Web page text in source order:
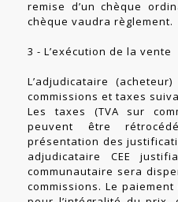
remise d’un chèque
chèque vaudra règlement.
3 - L’exécution de la vente
L’adjudicataire
commissions et taxes
Les taxes (TVA sur
peuvent être
présentation des
adjudicataire CEE
communautaire sera
commissions. Le